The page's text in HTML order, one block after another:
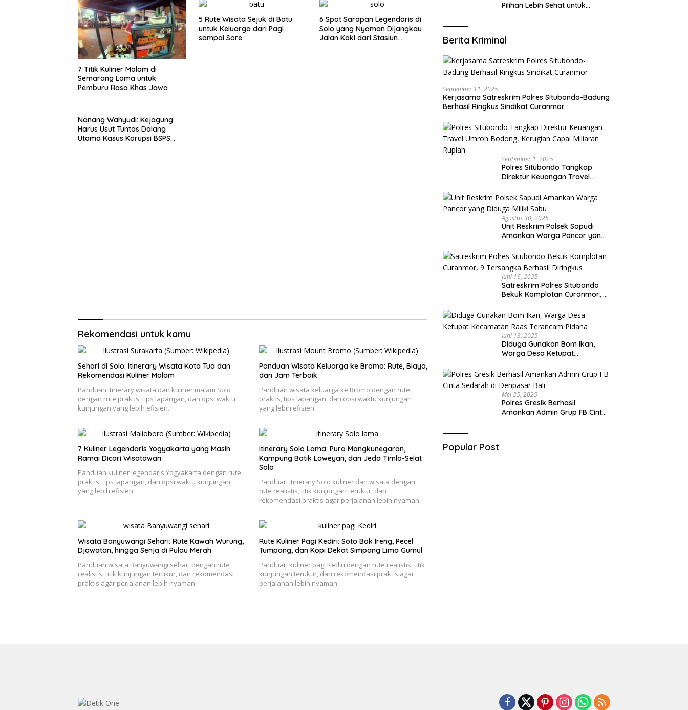
7 Titik Kuliner Malam di
Semarang Lama untuk
Pemburu Rasa Khas Jawa
5 Rute Wisata Sejuk di Batu
untuk Keluarga dari Pagi
sampai Sore
6 Spot Sarapan Legendaris di
Solo yang Nyaman Dijangkau
Jalan Kaki dari Stasiun
Nanang Wahyudi: Kejagung
Harus Usut Tuntas Dalang
Utama Kasus Korupsi BSPS
Rekomendasi untuk kamu
Sehari di Solo: Itinerary Wisata Kota Tua dan
Rekomendasi Kuliner Malam
Panduan itinerary wisata dan kuliner malam Solo
dengan rute praktis, tips lapangan, dan opsi waktu
kunjungan yang lebih efisien.
Panduan Wisata Keluarga ke Bromo: Rute, Biaya,
dan Jam Terbaik
Panduan wisata keluarga ke Bromo dengan rute
praktis, tips lapangan, dan opsi waktu kunjungan
yang lebih efisien.
7 Kuliner Legendaris Yogyakarta yang Masih
Ramai Dicari Wisatawan
Panduan kuliner legendaris Yogyakarta dengan rute
praktis, tips lapangan, dan opsi waktu kunjungan
yang lebih efisien.
Itinerary Solo Lama: Pura Mangkunegaran,
Kampung Batik Laweyan, dan Jeda Timlo-Selat
Solo
Panduan itinerary Solo kuliner dan wisata dengan
rute realistis, titik kunjungan terukur, dan
rekomendasi praktis agar perjalanan lebih nyaman.
Wisata Banyuwangi Sehari: Rute Kawah Wurung,
Djawatan, hingga Senja di Pulau Merah
Panduan wisata Banyuwangi sehari dengan rute
realistis, titik kunjungan terukur, dan rekomendasi
praktis agar perjalanan lebih nyaman.
Rute Kuliner Pagi Kediri: Soto Bok Ireng, Pecel
Tumpang, dan Kopi Dekat Simpang Lima Gumul
Panduan kuliner pagi Kediri dengan rute realistis, titik
kunjungan terukur, dan rekomendasi praktis agar
perjalanan lebih nyaman.
Pilihan Lebih Sehat untuk
Berita Kriminal
September 11, 2025
Kerjasama Satreskrim Polres Situbondo-Badung
Berhasil Ringkus Sindikat Curanmor
September 1, 2025
Polres Situbondo Tangkap
Direktur Keuangan Travel
Capai Miliaran Rupiah
Agustus 30, 2025
Unit Reskrim Polsek Sapudi
Amankan Warga Pancor yang
Juni 16, 2025
Satreskrim Polres Situbondo
Bekuk Komplotan Curanmor, 9
Juni 13, 2025
Diduga Gunakan Bom Ikan,
Warga Desa Ketupat
Pidana
Mei 25, 2025
Polres Gresik Berhasil
Amankan Admin Grup FB Cinta
Popular Post